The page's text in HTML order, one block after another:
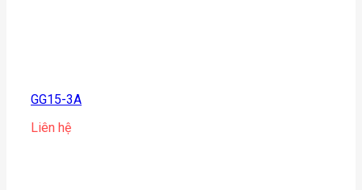
GG15-3A
Liên hệ